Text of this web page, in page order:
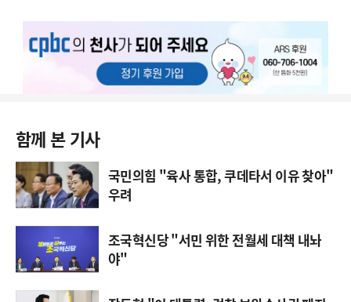
함께 본 기사
국민의힘 "육사 통합, 쿠데타서 이유 찾아"
우려
조국혁신당 "서민 위한 전월세 대책 내놔
야"